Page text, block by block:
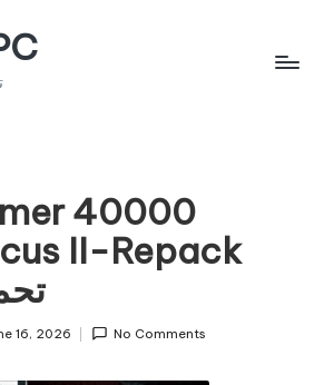
40000
II-Repack
16, 2026 No Comments